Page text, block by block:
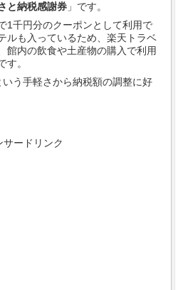
と納税感謝券 」です。
1千円分のクーポンとして利用で
ルも入っているため、楽天トラベ
館内の飲食や土産物の購入で利用
す。
う手軽さから納税額の調整に好
サードリンク